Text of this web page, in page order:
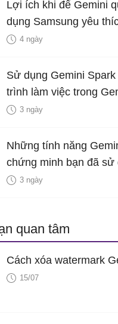
Lợi ích khi để Gemini
dụng Samsung yêu
4 ngày
Sử dụng Gemini
trình làm việc trong
3 ngày
Những tính năng
chứng minh bạn đã sử
toàn sai cách
3 ngày
quan tâm
Cách xóa watermark
15/07